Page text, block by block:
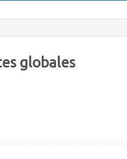
globales